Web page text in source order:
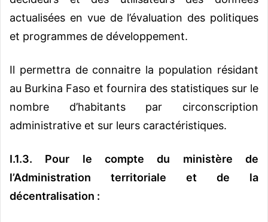
actualisées en vue de l’évaluation des politiques
et programmes de développement.
Il permettra de connaitre la population résidant
au Burkina Faso et fournira des statistiques sur le
nombre d’habitants par circonscription
administrative et sur leurs caractéristiques.
I.1.3. Pour le compte du ministère de
l’Administration territoriale et de la
décentralisation :